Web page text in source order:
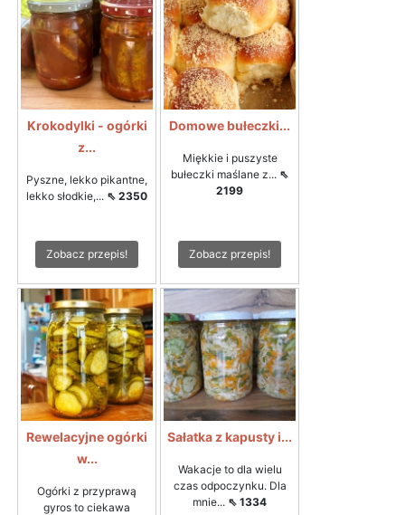
Krokodylki - ogórki
z...
Pyszne, lekko pikantne,
lekko słodkie,... ⇖ 2350
Zobacz przepis!
Domowe bułeczki...
Miękkie i puszyste
bułeczki maślane z... ⇖
2199
Zobacz przepis!
Rewelacyjne ogórki
w...
Ogórki z przyprawą
gyros to ciekawa
Sałatka z kapusty i...
Wakacje to dla wielu
czas odpoczynku. Dla
mnie... ⇖ 1334